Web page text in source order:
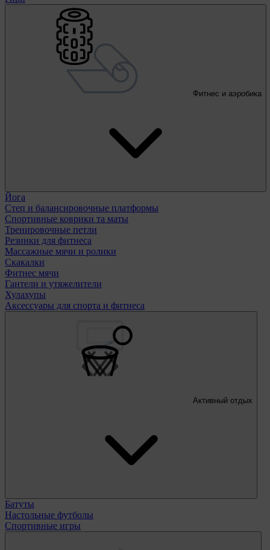
Фитнес и аэробика
Йога
Степ и балансировочные платформы
Спортивные коврики та маты
Тренировочные петли
Резинки для фитнеса
Массажные мячи и ролики
Скакалки
Фитнес мячи
Гантели и утяжелители
Хулахупы
Аксессуары для спорта и фитнеса
Активный отдых
Батуты
Настольные футболы
Спортивные игры